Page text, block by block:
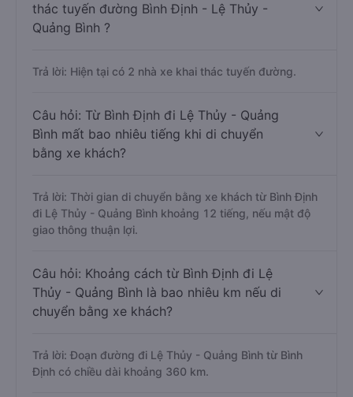
thác tuyến đường Bình Định - Lệ Thủy -
Quảng Bình ?
Trả lời: Hiện tại có 2 nhà xe khai thác tuyến đường.
Câu hỏi: Từ Bình Định đi Lệ Thủy - Quảng
Bình mất bao nhiêu tiếng khi di chuyển
bằng xe khách?
Trả lời: Thời gian di chuyển bằng xe khách từ Bình Định
đi Lệ Thủy - Quảng Bình khoảng 12 tiếng, nếu mật độ
giao thông thuận lợi.
Câu hỏi: Khoảng cách từ Bình Định đi Lệ
Thủy - Quảng Bình là bao nhiêu km nếu di
chuyển bằng xe khách?
Trả lời: Đoạn đường đi Lệ Thủy - Quảng Bình từ Bình
Định có chiều dài khoảng 360 km.